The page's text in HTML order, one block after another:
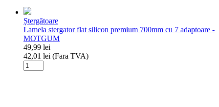
MOTGUM
flat
silicon
premium
650mm
cu
7
adaptoare
Ștergătoare
Lamela stergator flat silicon premium 700mm cu 7 adaptoare -
MOTGUM
49,99 lei
42,01 lei (Fara TVA)
Cantitate
Lamela